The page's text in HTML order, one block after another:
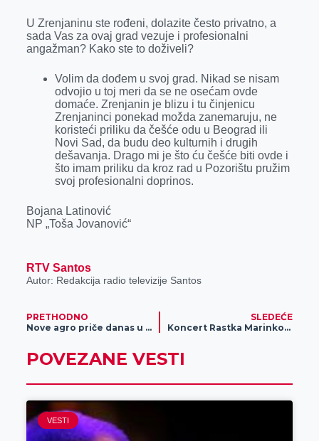
U Zrenjaninu ste rođeni, dolazite često privatno, a
sada Vas za ovaj grad vezuje i profesionalni
angažman? Kako ste to doživeli?
Volim da dođem u svoj grad. Nikad se nisam
odvojio u toj meri da se ne osećam ovde
domaće. Zrenjanin je blizu i tu činjenicu
Zrenjaninci ponekad možda zanemaruju, ne
koristeći priliku da češće odu u Beograd ili
Novi Sad, da budu deo kulturnih i drugih
dešavanja. Drago mi je što ću češće biti ovde i
što imam priliku da kroz rad u Pozorištu pružim
svoj profesionalni doprinos.
Bojana Latinović
NP „Toša Jovanović“
RTV Santos
Autor: Redakcija radio televizije Santos
PRETHODNO
Nove agro priče danas u „Agročasu“
SLEDEĆE
Koncert Rastka Marinkovića
POVEZANE VESTI
VESTI